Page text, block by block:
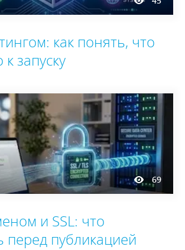
как понять, что
запуску
69
и SSL: что
перед публикацией